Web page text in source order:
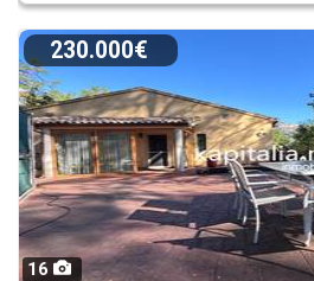
16
230.000€